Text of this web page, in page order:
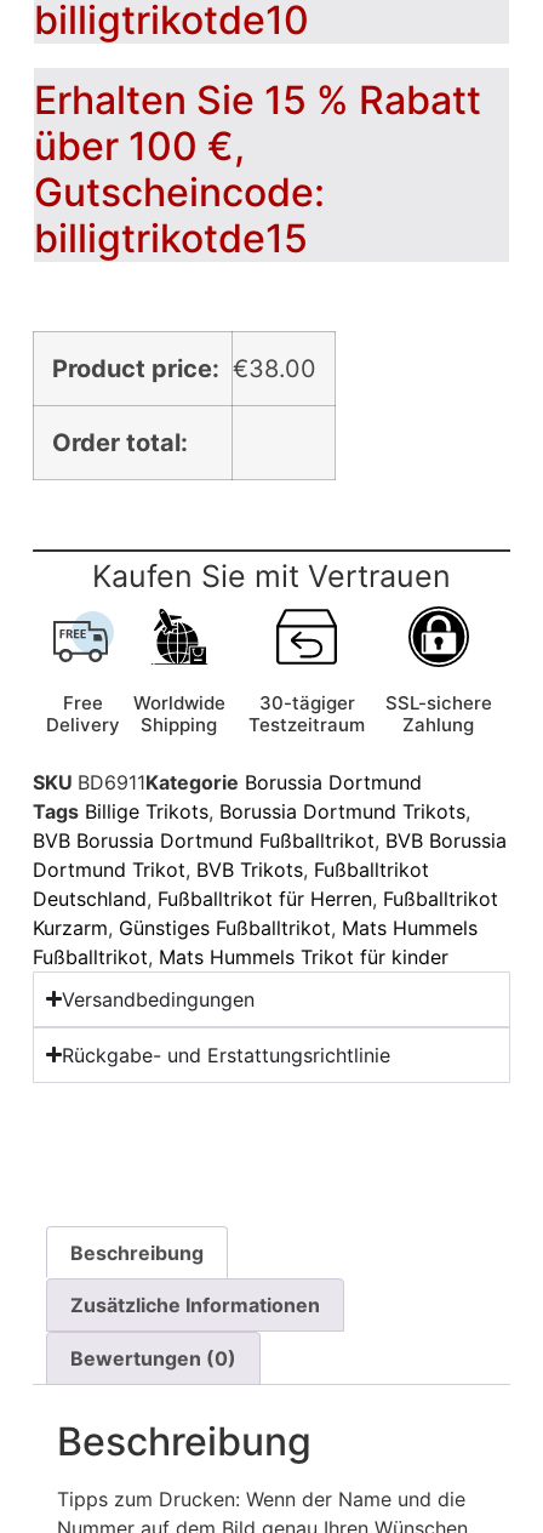
billigtrikotde10
Erhalten Sie 15 % Rabatt
über 100 €,
Gutscheincode:
billigtrikotde15
Product price: €38.00
Order total:
Kaufen Sie mit Vertrauen
Free
Delivery
Worldwide
Shipping
30-tägiger
Testzeitraum
SSL-sichere
Zahlung
SKU BD6911Kategorie Borussia Dortmund
Tags Billige Trikots, Borussia Dortmund Trikots,
BVB Borussia Dortmund Fußballtrikot, BVB Borussia
Dortmund Trikot, BVB Trikots, Fußballtrikot
Deutschland, Fußballtrikot für Herren, Fußballtrikot
Kurzarm, Günstiges Fußballtrikot, Mats Hummels
Fußballtrikot, Mats Hummels Trikot für kinder
Versandbedingungen
Rückgabe- und Erstattungsrichtlinie
Beschreibung
Zusätzliche Informationen
Bewertungen (0)
Beschreibung
Tipps zum Drucken: Wenn der Name und die
Nummer auf dem Bild genau Ihren Wünschen